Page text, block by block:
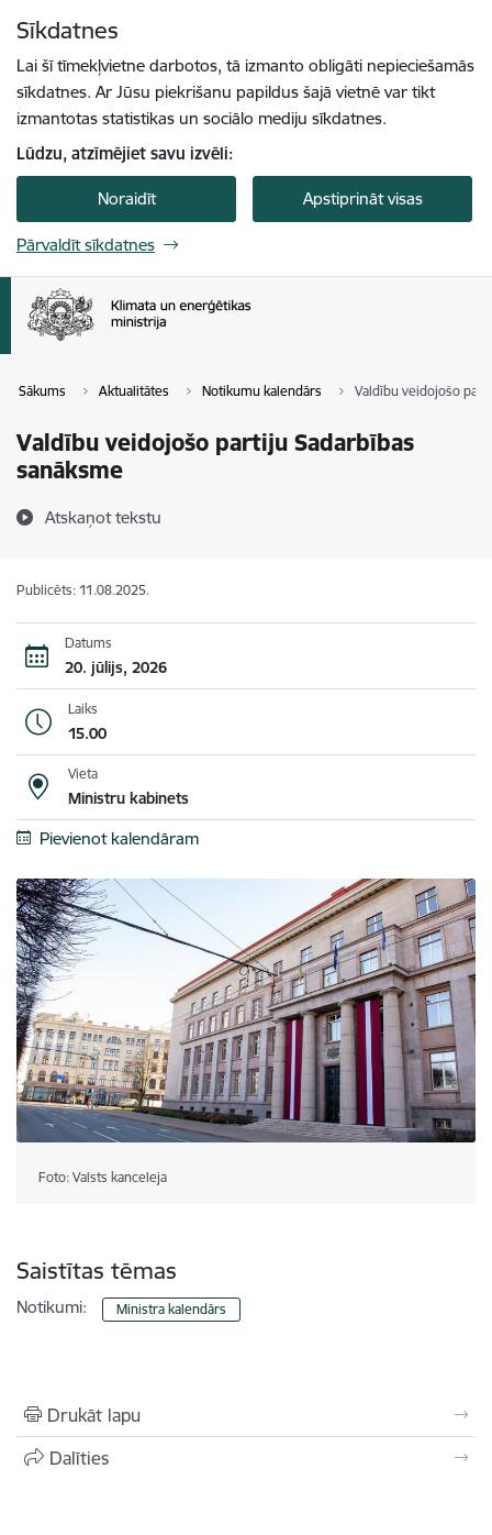
Sīkdatnes
Lai šī tīmekļvietne darbotos, tā izmanto obligāti nepieciešamās
sīkdatnes. Ar Jūsu piekrišanu papildus šajā vietnē var tikt
izmantotas statistikas un sociālo mediju sīkdatnes.
Lūdzu, atzīmējiet savu izvēli:
Noraidīt Apstiprināt visas
Pārvaldīt sīkdatnes
Sākums Aktualitātes Notikumu kalendārs Valdību veidojošo
Valdību veidojošo partiju Sadarbības
sanāksme
Atskaņot tekstu
Publicēts: 11.08.2025.
Datums
20. jūlijs, 2026
Laiks
15.00
Vieta
Ministru kabinets
Pievienot kalendāram
Foto: Valsts kanceleja
Saistītas tēmas
Notikumi: Ministra kalendārs
Drukāt lapu
Dalīties